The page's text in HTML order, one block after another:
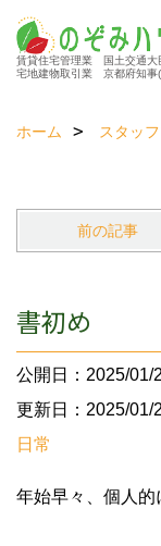
賃貸住宅管理業 国土交通大
宅地建物取引業 京都府知事
ホーム スタッ
前の記事
書初め
公開日：2025/01/
更新日：2025/01/
日常
年始早々、個人的